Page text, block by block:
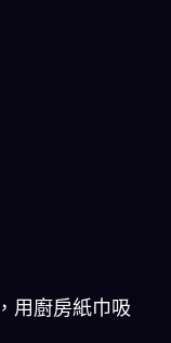
用廚房紙巾吸